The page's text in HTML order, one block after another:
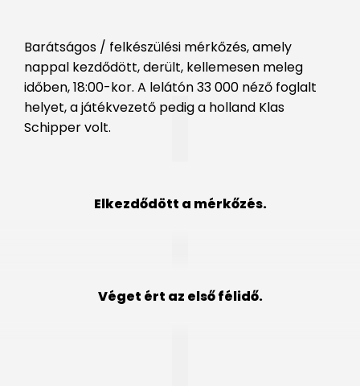
Barátságos / felkészülési mérkőzés, amely
nappal kezdődött, derült, kellemesen meleg
időben, 18:00-kor. A lelátón 33 000 néző foglalt
helyet, a játékvezető pedig a holland Klas
Schipper volt.
Elkezdődött a mérkőzés.
Véget ért az első félidő.